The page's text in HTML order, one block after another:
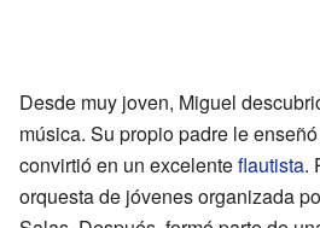
Desde muy joven, Miguel
música. Su propio padre le
convirtió en un excelenteflautista.
orquesta de jóvenes organizada